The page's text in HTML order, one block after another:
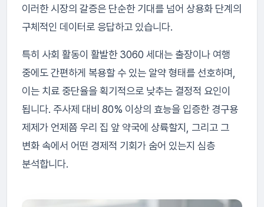
이러한 시장의 갈증은 단순한 기대를 넘어 상용화 단계의
구체적인 데이터로 응답하고 있습니다.
특히 사회 활동이 활발한 3060 세대는 출장이나 여행
중에도 간편하게 복용할 수 있는 알약 형태를 선호하며,
이는 치료 중단율을 획기적으로 낮추는 결정적 요인이
됩니다. 주사제 대비 80% 이상의 효능을 입증한 경구용
제제가 언제쯤 우리 집 앞 약국에 상륙할지, 그리고 그
변화 속에서 어떤 경제적 기회가 숨어 있는지 심층
분석합니다.